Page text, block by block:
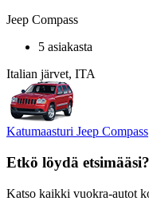
Jeep Compass
5 asiakasta
Italian järvet, ITA
Katumaasturi Jeep Compass
Etkö löydä etsimääsi?
Katso kaikki vuokra-autot